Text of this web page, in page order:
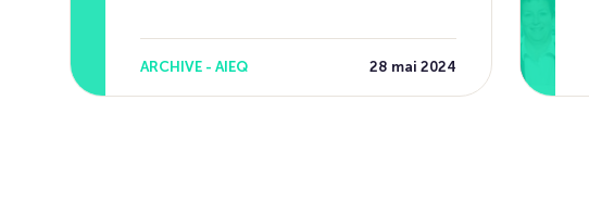
ARCHIVE - AIEQ 28 mai 2024